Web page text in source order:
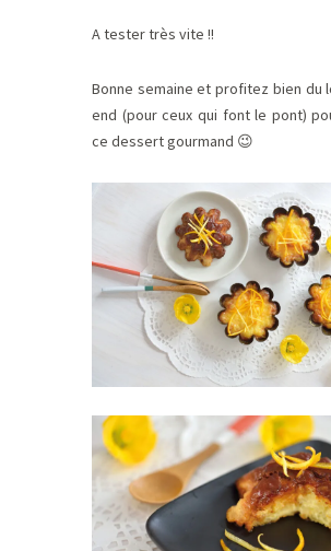
A tester très vite !!
Bonne semaine et profitez bien du
end (pour ceux qui font le pont)
ce dessert gourmand 😉